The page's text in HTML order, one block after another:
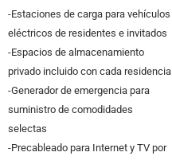
-Estaciones de carga para vehículos
eléctricos de residentes e invitados
-Espacios de almacenamiento
privado incluido con cada residencia
-Generador de emergencia para
suministro de comodidades
selectas
-Precableado para Internet y TV por